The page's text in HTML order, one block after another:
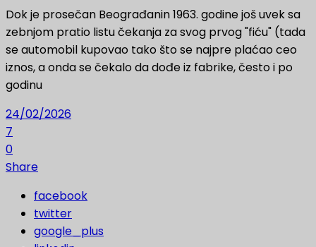
Dok je prosečan Beograđanin 1963. godine još uvek sa
zebnjom pratio listu čekanja za svog prvog "fiću" (tada
se automobil kupovao tako što se najpre plaćao ceo
iznos, a onda se čekalo da dođe iz fabrike, često i po
godinu
24/02/2026
7
0
Share
facebook
twitter
google_plus